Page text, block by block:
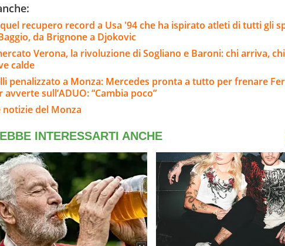
recupero record a Usa '94 che ha ispirato atleti di tutti gli
da Brignone a Djokovic
Verona, la rivoluzione di Sogliano e Baroni: chi arriva,
calde
penalizzato a Monza: Mercedes pronta a tutto per frenare
avverte sull’ADUO: “Cambia poco”
notizie del Monza